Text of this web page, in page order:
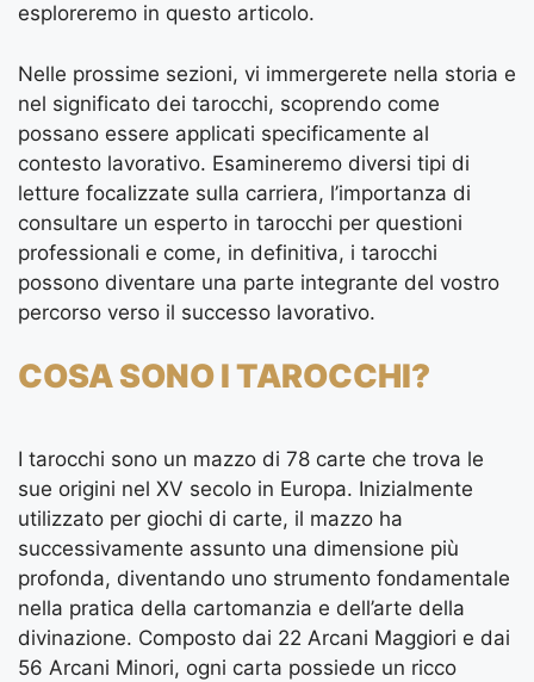
esploreremo in questo articolo.
Nelle prossime sezioni, vi immergerete nella storia e
nel significato dei tarocchi, scoprendo come
possano essere applicati specificamente al
contesto lavorativo. Esamineremo diversi tipi di
letture focalizzate sulla carriera, l’importanza di
consultare un esperto in tarocchi per questioni
professionali e come, in definitiva, i tarocchi
possono diventare una parte integrante del vostro
percorso verso il successo lavorativo.
COSA SONO I TAROCCHI?
I tarocchi sono un mazzo di 78 carte che trova le
sue origini nel XV secolo in Europa. Inizialmente
utilizzato per giochi di carte, il mazzo ha
successivamente assunto una dimensione più
profonda, diventando uno strumento fondamentale
nella pratica della cartomanzia e dell’arte della
divinazione. Composto dai 22 Arcani Maggiori e dai
56 Arcani Minori, ogni carta possiede un ricco